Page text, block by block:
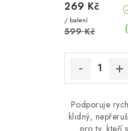
269 Kč
/ balení
599 Kč
Podporuje
klidný,
pro ty, kteří